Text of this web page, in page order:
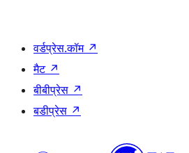
वर्डप्रेस.कॉम ↗
मैट ↗
बीबीप्रेस ↗
बडीप्रेस ↗